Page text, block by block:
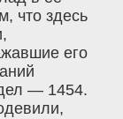
что здесь
его
— 1454.